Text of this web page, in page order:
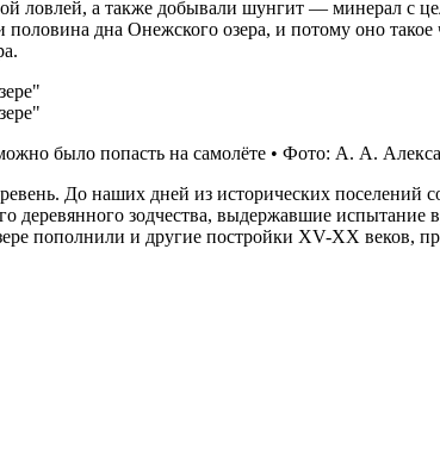
ловлей, а также добывали шунгит — минерал с
дна Онежского озера, и потому оно
было попасть на самолёте • Фото: А. А.
До наших дней из исторических поселений
деревянного зодчества, выдержавшие испытание
пополнили и другие постройки XV-XX веков,